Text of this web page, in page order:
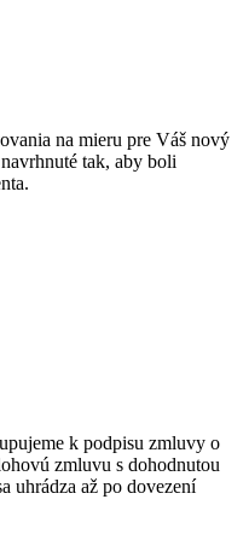
na mieru pre Váš nový
tak, aby boli
k podpisu zmluvy o
zmluvu s dohodnutou
uhrádza až po dovezení